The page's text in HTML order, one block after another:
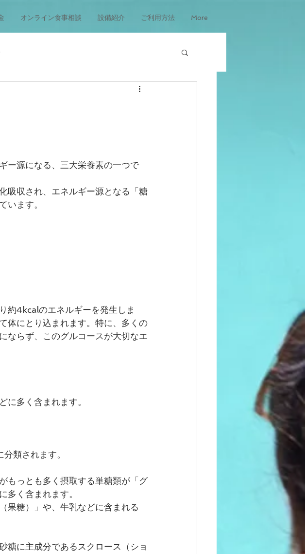
オンライン食事相談 設備紹介 ご利用方法 More
ー源になる、三大栄養素の一つで
吸収され、エネルギー源となる「糖
います。
約4kcalのエネルギーを発生しま
体にとり込まれます。特に、多くの
ならず、このグルコースが大切なエ
に多く含まれます。
類されます。
もっとも多く摂取する単糖類が「グ
多く含まれます。
果糖）」や、牛乳などに含まれる
糖に主成分であるスクロース（ショ